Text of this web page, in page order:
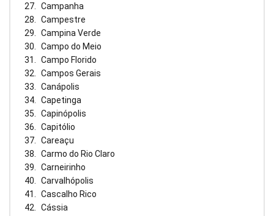
Campanha
Campestre
Campina Verde
Campo do Meio
Campo Florido
Campos Gerais
Canápolis
Capetinga
Capinópolis
Capitólio
Careaçu
Carmo do Rio Claro
Carneirinho
Carvalhópolis
Cascalho Rico
Cássia